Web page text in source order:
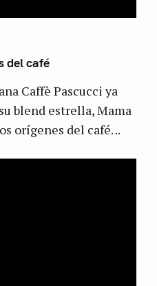
del café
Caffè Pascucci ya
blend estrella, Mama
orígenes del café. ..